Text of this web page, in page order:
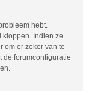
hebt.
kloppen. Indien ze
om er zeker van te
de forumconfiguratie